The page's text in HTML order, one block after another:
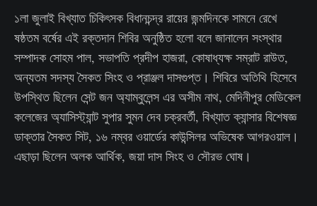
১লা জুলাই বিখ্যাত চিকিৎসক বিধানচন্দ্র রায়ের জন্মদিনকে সামনে রেখে
ষষ্ঠতম বর্ষের এই রক্তদান শিবির অনুষ্ঠিত হলো বলে জানালেন সংস্থার
সম্পাদক সোহম পাল, সভাপতি প্রদীপ হাজরা, কোষাধ্যক্ষ সম্রাট রাউত,
অন্যতম সদস্য সৈকত সিংহ ও প্রাঞ্জল দাসগুপ্ত। শিবিরে অতিথি হিসেবে
উপস্থিত ছিলেন সেন্ট জন অ্যাম্বুলেন্স এর অসীম নাথ, মেদিনীপুর মেডিকেল
কলেজের অ্যাসিস্ট্যান্ট সুপার সুমন দেব চক্রবর্তী, বিখ্যাত ক্যান্সার বিশেষজ্ঞ
ডাক্তার সৈকত সিট, ১৬ নম্বর ওয়ার্ডের কাউন্সিলর অভিষেক আগরওয়াল।
এছাড়া ছিলেন অলক আর্থিক, জয়া দাস সিংহ ও সৌরভ ঘোষ।